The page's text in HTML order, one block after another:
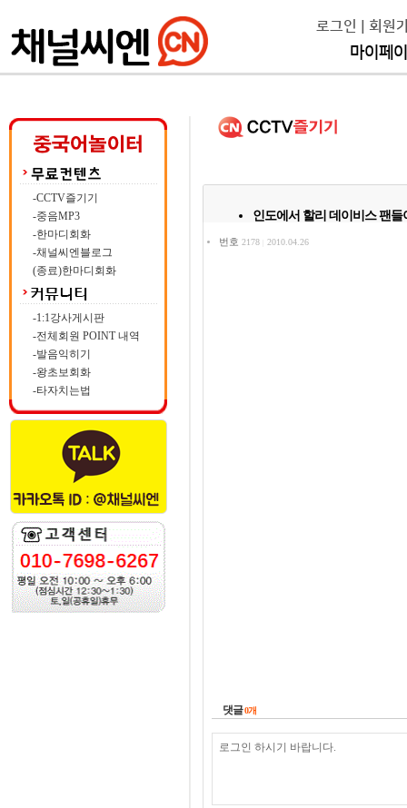
로그인 회원
마이페
-CCTV즐기기
-중음MP3
-한마디회화
-채널씨엔블로그
(종료)한마디회화
-1:1강사게시판
-전체회원 POINT 내역
-발음익히기
-왕초보회화
-타자치는법
인도에서 할리 데이비스 팬
번호 2178 2010.04.26
댓글0개